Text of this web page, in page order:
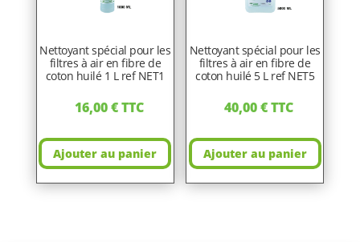
Nettoyant spécial pour les
filtres à air en fibre de
coton huilé 1 L ref NET1
16,00€TTC
Ajouter au panier
Nettoyant spécial pour les
filtres à air en fibre de
coton huilé 5 L ref NET5
40,00€TTC
Ajouter au panier